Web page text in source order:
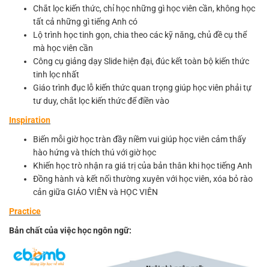
Chắt lọc kiến thức, chỉ học những gì học viên cần, không học
tất cả những gì tiếng Anh có
Lộ trình học tinh gọn, chia theo các kỹ năng, chủ đề cụ thể
mà học viên cần
Công cụ giảng dạy Slide hiện đại, đúc kết toàn bộ kiến thức
tinh lọc nhất
Giáo trình đục lỗ kiến thức quan trọng giúp học viên phải tự
tư duy, chắt lọc kiến thức để điền vào
Inspiration
Biến mỗi giờ học tràn đầy niềm vui giúp học viên cảm thấy
hào hứng và thích thú với giờ học
Khiến học trò nhận ra giá trị của bản thân khi học tiếng Anh
Đồng hành và kết nối thường xuyên với học viên, xóa bỏ rào
cản giữa GIÁO VIÊN và HỌC VIÊN
Practice
Bản chất của việc học ngôn ngữ: